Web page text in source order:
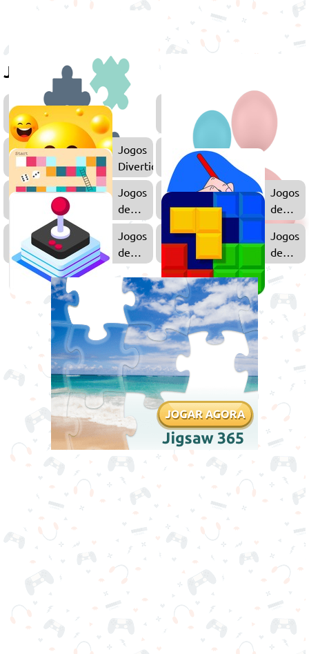
Jogue também
Puzzle
Jogos
Jogos
Divertidos
Jogos
de
Tabuleiro
Jogos
de
Jogos
de
Jogos
de